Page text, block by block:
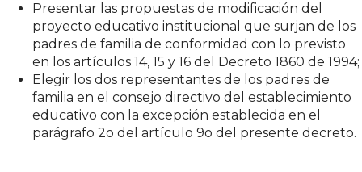
Presentar las propuestas de modificación del
proyecto educativo institucional que surjan de los
padres de familia de conformidad con lo previsto
en los artículos 14, 15 y 16 del Decreto 1860 de 1994;
Elegir los dos representantes de los padres de
familia en el consejo directivo del establecimiento
educativo con la excepción establecida en el
parágrafo 2o del artículo 9o del presente decreto.